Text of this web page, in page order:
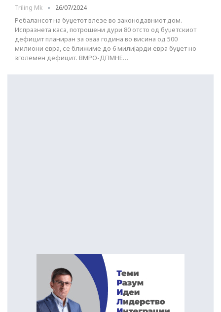
Triling Mk 26/07/2024
Ребалансот на буџетот влезе во законодавниот дом.
Испразнета каса, потрошени дури 80 отсто од буџетскиот
дефицит планиран за оваа година во висина од 500
милиони евра, се ближиме до 6 милијарди евра буџет но
зголемен дефицит. ВМРО-ДПМНЕ…